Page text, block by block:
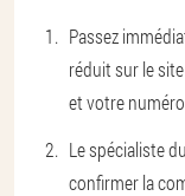
Passez
réduit sur le
et votre
Le spécialiste
confirmer la